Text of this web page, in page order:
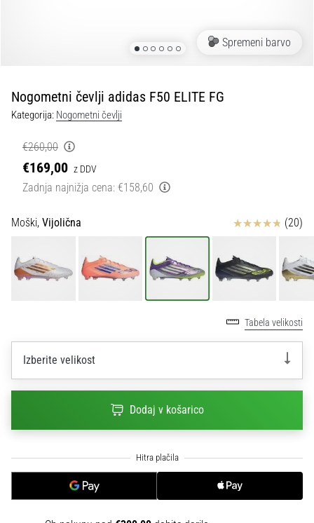
dotik
|
11teamsports
1. 7. 2025
1 min. branja
Play
More
Victories
EURO
2025
z
in
znamk
Nike,
Spremeni barvo
Nogometni čevlji adidas F50 ELITE FG
Kategorija: Nogometni čevlji
€260,00
€169,00 z DDV
Zadnja najnižja cena: €158,60
Moški, Vijolična Ocena izdelka(20)
Tabela velikosti
Izberite velikost
Dodaj v košarico